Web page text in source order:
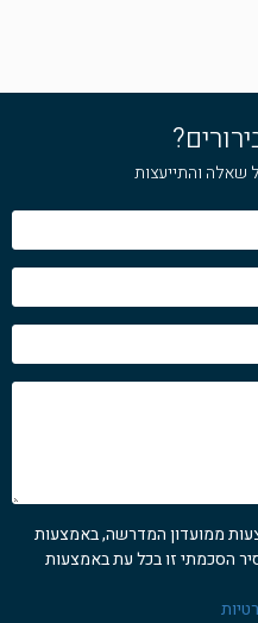
שאלה והתייעצות
ממועדון המדרשה, באמצעות
הסכמתי זו בכל עת באמצעות